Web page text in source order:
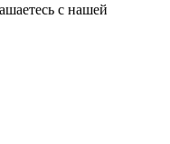
с нашей